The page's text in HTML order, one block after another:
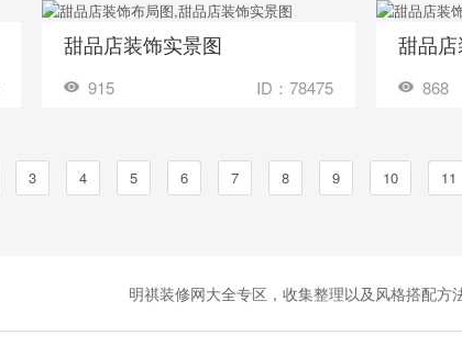
收藏 装修成这样要花多少钱？
甜品店装饰实景图
915 ID：78475
收藏
甜品
868
3 4 5 6 7 8 9 10 11
明祺装修网大全专区，收集整理以及风格搭配